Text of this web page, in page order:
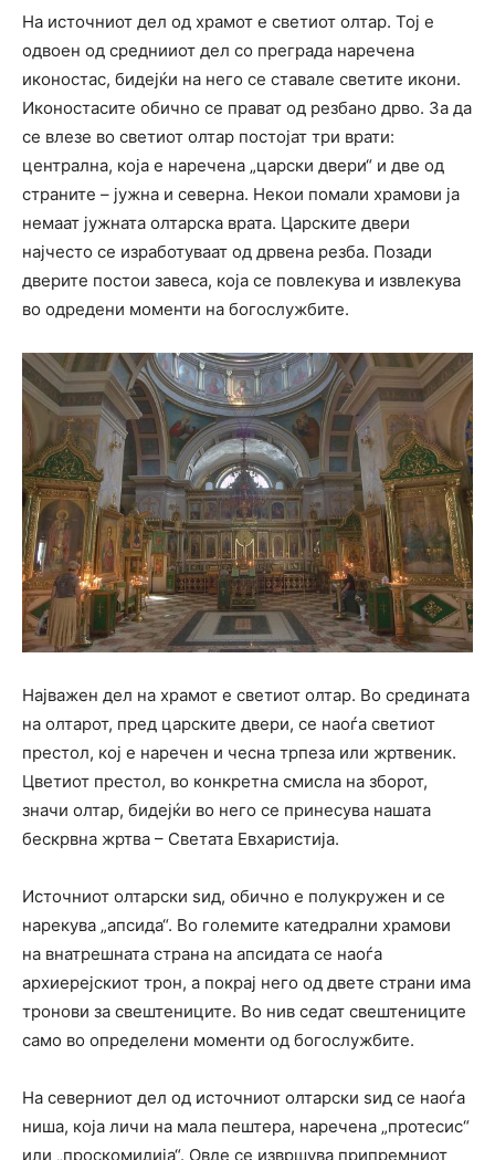
На источниот дел од храмот е светиот олтар. Тој е
одвоен од среднииот дел со преграда наречена
иконостас, бидејќи на него се ставале светите икони.
Иконостасите обично се прават од резбано дрво. За да
се влезе во светиот олтар постојат три врати:
централна, која е наречена „царски двери“ и две од
страните – јужна и северна. Некои помали храмови ја
немаат јужната олтарска врата. Царските двери
најчесто се изработуваат од дрвена резба. Позади
дверите постои завеса, која се повлекува и извлекува
во одредени моменти на богослужбите.
Најважен дел на храмот е светиот олтар. Во средината
на олтарот, пред царските двери, се наоѓа светиот
престол, кој е наречен и чесна трпеза или жртвеник.
Цветиот престол, во конкретна смисла на зборот,
значи олтар, бидејќи во него се принесува нашата
бескрвна жртва – Светата Евхаристија.
Источниот олтарски ѕид, обично е полукружен и се
нарекува „апсида“. Во големите катедрални храмови
на внатрешната страна на апсидата се наоѓа
архиерејскиот трон, а покрај него од двете страни има
тронови за свештениците. Во нив седат свештениците
само во определени моменти од богослужбите.
На северниот дел од источниот олтарски ѕид се наоѓа
ниша, која личи на мала пештера, наречена „протесис“
или „проскомидија“. Овде се извршува припремниот